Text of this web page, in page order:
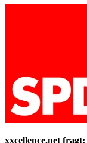
xxcellence.net fragt: